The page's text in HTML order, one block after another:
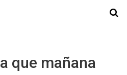
que mañana